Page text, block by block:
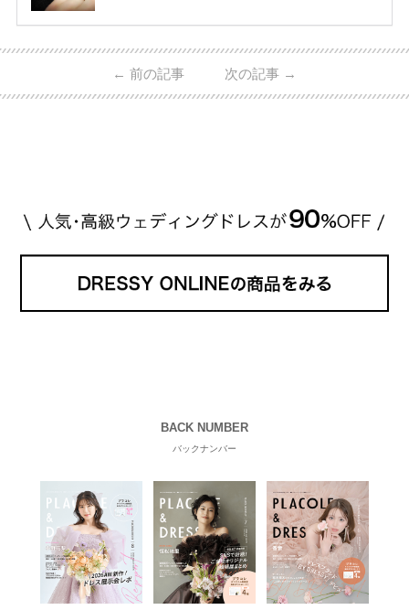
ーウィンストンやカルティエ、ティファニーなど世界
日本で人気のブランドまで幅広くご紹介。 さらに、
・愛用している芸能人夫婦 ・リングの特徴や魅力 ・
← 前の記事 次の記事 →
BACK NUMBER
バックナンバー